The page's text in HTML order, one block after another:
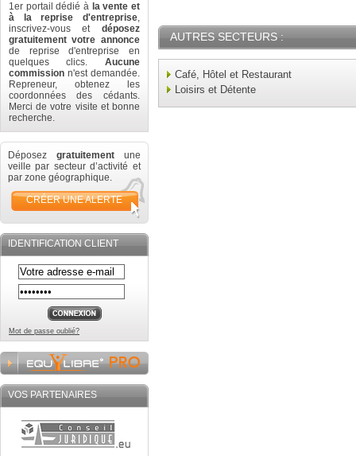
1er portail dédié à la vente et
à la reprise d'entreprise,
inscrivez-vous et déposez
gratuitement votre annonce
de reprise d'entreprise en
quelques clics. Aucune
commission n'est demandée.
Repreneur, obtenez les
coordonnées des cédants.
Merci de votre visite et bonne
recherche.
Déposez gratuitement une
veille par secteur d’activité et
par zone géographique.
CRÉER UNE ALERTE
IDENTIFICATION CLIENT
Mot de passe oublié?
VOS PARTENAIRES
AUTRES SECTEURS :
Café, Hôtel et Restaurant
Loisirs et Détente